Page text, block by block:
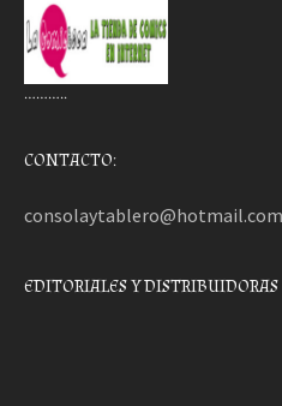
………..
CONTACTO:
consolaytablero@hotmail.com
EDITORIALES Y DISTRIBUIDORAS